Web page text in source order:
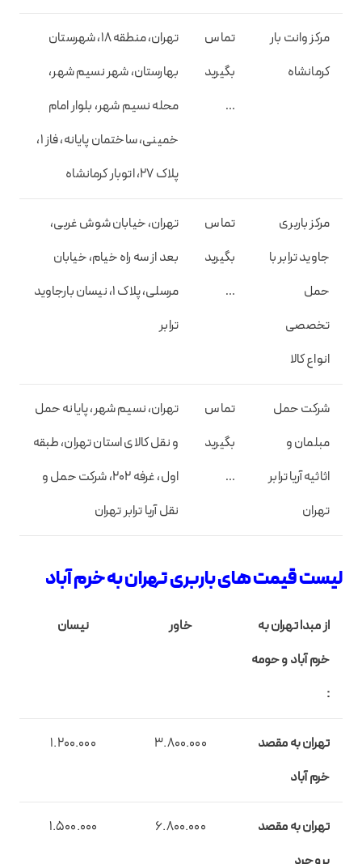
مرکز وانت بار
کرمانشاه
تماس
بگیرید
…
تهران، منطقه 18، شهرستان
بهارستان، شهر نسیم شهر،
محله نسیم شهر، بلوار امام
خمینی، ساختمان پایانه، فاز 1،
پلاک 27، اتوبار کرمانشاه
مرکز باربری
جاوید ترابر با
حمل
تخصصی
انواع کالا
تماس
بگیرید
…
تهران، خیابان شوش غربی،
بعد از سه راه خیام، خیابان
مرسلی، پلاک 1، نیسان بارجاوید
ترابر
شرکت حمل
مبلمان و
اثاثیه آریا ترابر
تهران
تماس
بگیرید
…
تهران، نسیم شهر، پایانه حمل
و نقل کالای استان تهران، طبقه
اول، غرفه 202، شرکت حمل و
نقل آریا ترابر تهران
لیست قیمت های باربری تهران به خرم آباد
از مبدا تهران به
خرم آباد و حومه
:
خاور نیسان
تهران به مقصد
خرم آباد
3.800.000
1.200.000
تهران به مقصد
6.800.000
1.500.000